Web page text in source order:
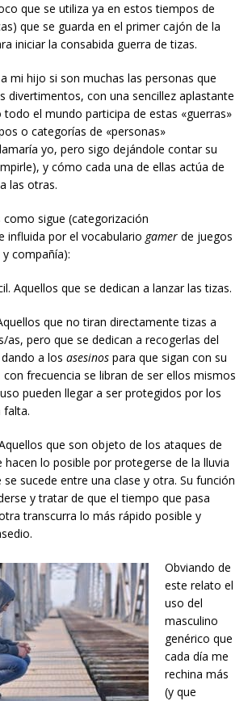
que se utiliza ya en estos tiempos de
que se guarda en el primer cajón de la
iniciar la consabida guerra de tizas.
mi hijo si son muchas las personas que
divertimentos, con una sencillez aplastante
todo el mundo participa de estas «guerras»
o categorías de «personas»
yo, pero sigo dejándole contar su
y cómo cada una de ellas actúa de
las otras.
como sigue (categorización
influida por el vocabulario gamer de juegos
compañía):
Aquellos que se dedican a lanzar las tizas.
que no tiran directamente tizas a
pero que se dedican a recogerlas del
a los asesinos para que sigan con su
con frecuencia se libran de ser ellos mismos
pueden llegar a ser protegidos por los
falta.
que son objeto de los ataques de
hacen lo posible por protegerse de la lluvia
sucede entre una clase y otra. Su función
y tratar de que el tiempo que pasa
transcurra lo más rápido posible y
Obviando de
este relato el
uso del
masculino
genérico que
cada día me
rechina más
(y que